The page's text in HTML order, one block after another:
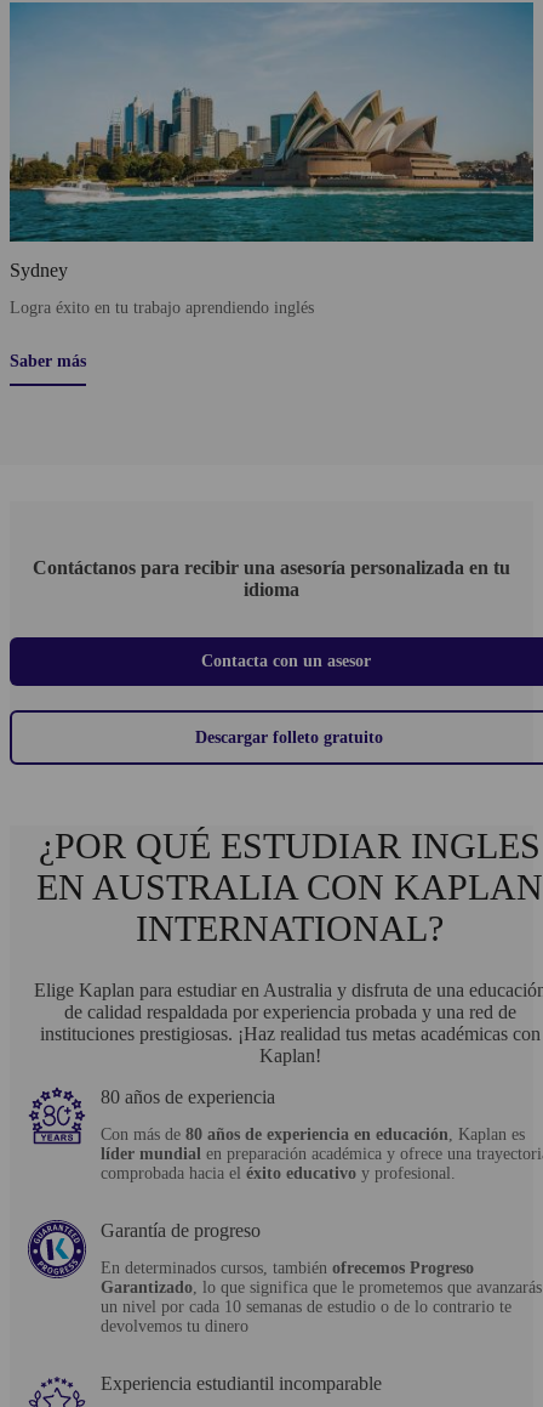
Sydney
Logra éxito en tu trabajo aprendiendo inglés
Saber más
Contáctanos para recibir una asesoría personalizada en tu
idioma
Contacta con un asesor
Descargar folleto gratuito
¿POR QUÉ ESTUDIAR INGLES
EN AUSTRALIA CON KAPLAN
INTERNATIONAL?
Elige Kaplan para estudiar en Australia y disfruta de una
de calidad respaldada por experiencia probada y una red de
instituciones prestigiosas. ¡Haz realidad tus metas académicas con
Kaplan!
80 años de experiencia
Con más de 80 años de experiencia en educación, Kaplan es
líder mundial en preparación académica y ofrece una
comprobada hacia el éxito educativo y profesional.
Garantía de progreso
En determinados cursos, también ofrecemos Progreso
Garantizado, lo que significa que le prometemos que avanzarás
un nivel por cada 10 semanas de estudio o de lo contrario te
devolvemos tu dinero
Experiencia estudiantil incomparable